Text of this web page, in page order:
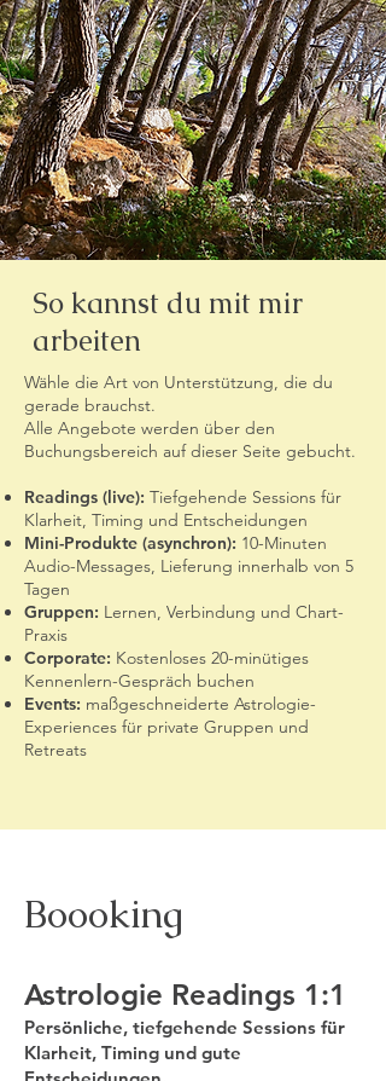
So kannst du mit mir
arbeiten
Wähle die Art von Unterstützung, die du
gerade brauchst.
Alle Angebote werden über den
Buchungsbereich auf dieser Seite gebucht.
Readings (live): Tiefgehende Sessions für
Klarheit, Timing und Entscheidungen
Mini-Produkte (asynchron): 10-Minuten
Audio-Messages, Lieferung innerhalb von 5
Tagen
Gruppen: Lernen, Verbindung und Chart-
Praxis
Corporate: Kostenloses 20-minütiges
Kennenlern-Gespräch buchen
Events: maßgeschneiderte Astrologie-
Experiences für private Gruppen und
Retreats
Boooking
Astrologie Readings 1:1
Persönliche, tiefgehende Sessions für
Klarheit, Timing und gute